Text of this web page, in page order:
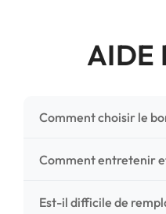
AIDE
Comment choisir le
Pour ne pas vous
Comment entretenir
Un entretien régulier
Est-il difficile de